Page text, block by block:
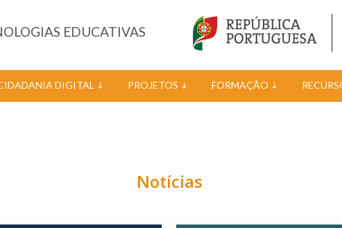
EDUCATIVAS
DIGITAL PROJETOS FORMAÇÃO
Notícias